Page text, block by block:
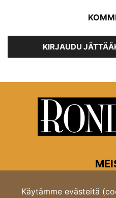
KIRJAUDU
Rondon